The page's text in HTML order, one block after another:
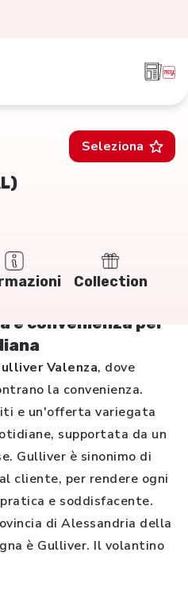
Seleziona
Collection
e convenienza per
Valenza, dove
la convenienza.
e un'offerta variegata
supportata da un
Gulliver è sinonimo di
cliente, per rendere ogni
e soddisfacente.
di Alessandria della
è Gulliver. Il volantino